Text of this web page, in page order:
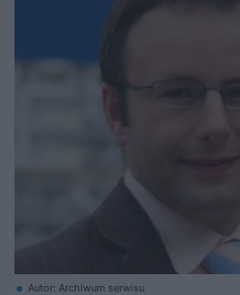
Autor: Archiwum serwisu